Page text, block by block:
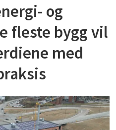
og
fleste bygg vil
med